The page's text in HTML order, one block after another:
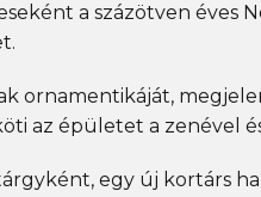
a százötven
ornamentikáját,
az épületet a zenével
egy új kortárs